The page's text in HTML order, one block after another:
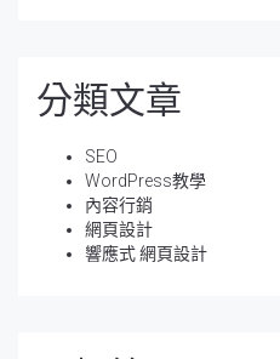
分類文章
SEO
WordPress教學
內容行銷
網頁設計
響應式 網頁設計